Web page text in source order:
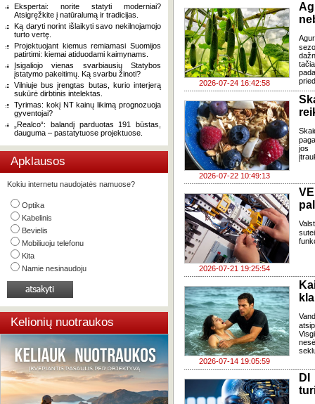
Ekspertai: norite statyti moderniai?
Atsigręžkite į natūralumą ir tradicijas.
Ką daryti norint išlaikyti savo nekilnojamojo
turto vertę.
Projektuojant kiemus remiamasi Suomijos
patirtimi: kiemai atiduodami kaimynams.
Įsigaliojo vienas svarbiausių Statybos
įstatymo pakeitimų. Ką svarbu žinoti?
Vilniuje bus įrengtas butas, kurio interjerą
sukūrė dirbtinis intelektas.
Tyrimas: kokį NT kainų likimą prognozuoja
gyventojai?
„Realco“: balandį parduotas 191 būstas,
dauguma – pastatytuose projektuose.
Apklausos
Kokiu internetu naudojatės namuose?
Optika
Kabelinis
Bevielis
Mobiliuoju telefonu
Kita
Namie nesinaudoju
Kelionių nuotraukos
2026-07-24 16:42:58
2026-07-22 10:49:13
jos
2026-07-21 19:25:54
2026-07-14 19:05:59